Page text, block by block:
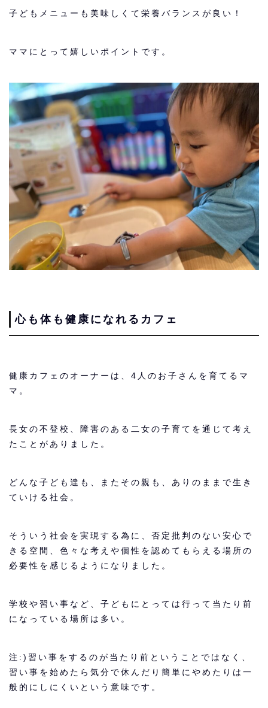
子どもメニューも美味しくて栄養バランスが良い！
ママにとって嬉しいポイントです。
心も体も健康になれるカフェ
健康カフェのオーナーは、4人のお子さんを育てるマ
マ。
長女の不登校、障害のある二女の子育てを通じて考え
たことがありました。
どんな子ども達も、またその親も、ありのままで生き
ていける社会。
そういう社会を実現する為に、否定批判のない安心で
きる空間、色々な考えや個性を認めてもらえる場所の
必要性を感じるようになりました。
学校や習い事など、子どもにとっては行って当たり前
になっている場所は多い。
注:)習い事をするのが当たり前ということではなく、
習い事を始めたら気分で休んだり簡単にやめたりは一
般的にしにくいという意味です。